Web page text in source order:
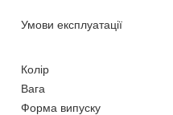
Умови експлуатації
Колір
Вага
Форма випуску